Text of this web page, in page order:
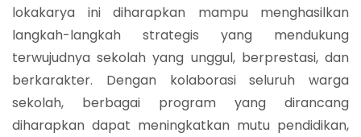
lokakarya ini diharapkan mampu menghasilkan
langkah-langkah strategis yang mendukung
terwujudnya sekolah yang unggul, berprestasi, dan
berkarakter. Dengan kolaborasi seluruh warga
sekolah, berbagai program yang dirancang
diharapkan dapat meningkatkan mutu pendidikan,